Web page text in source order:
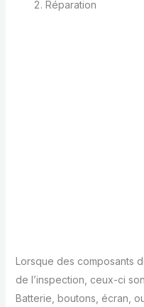
Réparation
Lorsque des composants
de l’inspection, ceux-ci
Batterie, boutons, écran,